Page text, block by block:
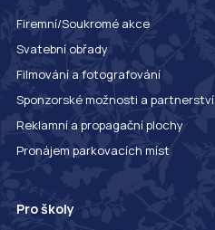
Firemní/Soukromé akce
Svatební obřady
Filmování a fotografování
Sponzorské možnosti a partnerství
Reklamní a propagační plochy
Pronájem parkovacích míst
Pro školy